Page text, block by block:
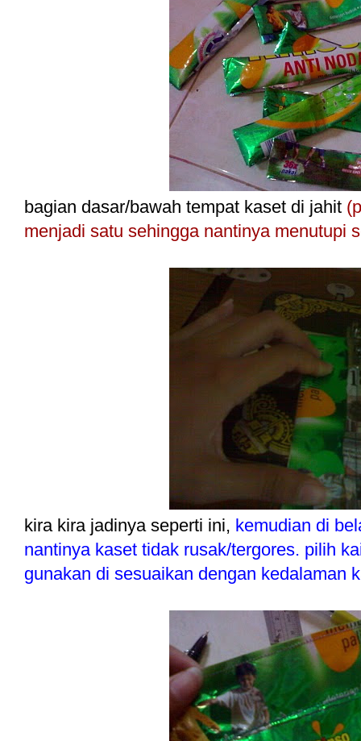
bagian dasar/bawah tempat kaset di jahit
menjadi satu sehingga nantinya menutupi
kira kira jadinya seperti ini, kemudian di
nantinya kaset tidak rusak/tergores. pilih
gunakan di sesuaikan dengan kedalaman